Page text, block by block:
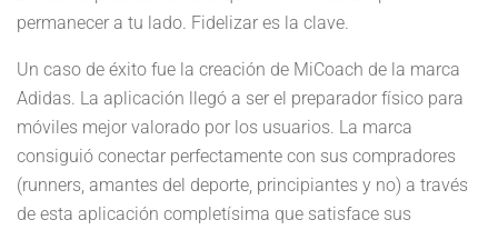
permanecer a tu lado. Fidelizar es la clave.
Un caso de éxito fue la creación de MiCoach de la marca
Adidas. La aplicación llegó a ser el preparador físico para
móviles mejor valorado por los usuarios. La marca
consiguió conectar perfectamente con sus compradores
(runners, amantes del deporte, principiantes y no) a través
de esta aplicación completísima que satisface sus